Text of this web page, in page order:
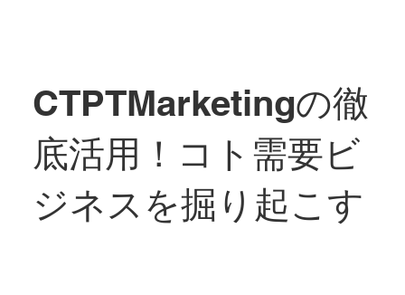
CTPTMarketingの徹
底活用！コト需要ビ
ジネスを掘り起こす